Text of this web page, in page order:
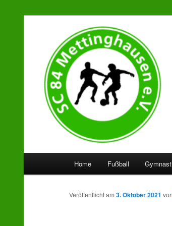
SC 84
Zum
Inhalt
Zum
sekundären
Home Fußball
Veröffentlicht am3. Oktober 2021